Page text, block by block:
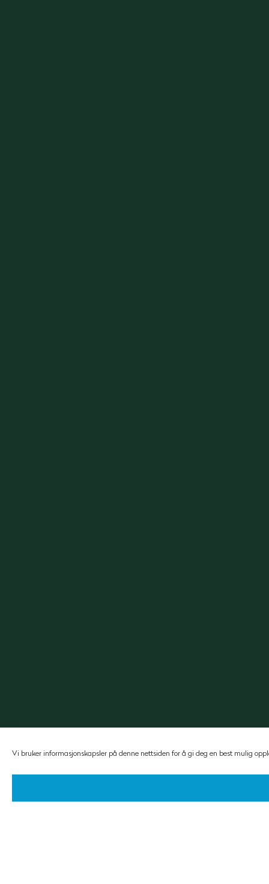
Vi bruker informasjonskapsler på denne nettsiden for å gi deg en best mulig